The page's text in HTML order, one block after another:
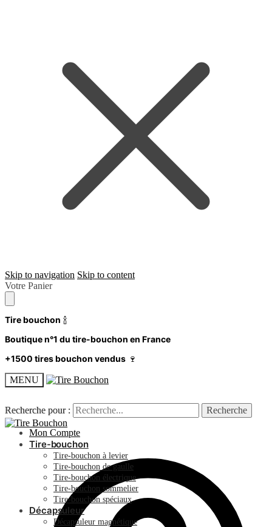
Skip to navigation Skip to content
Votre Panier
Tire bouchon 🍾
Boutique n°1 du tire-bouchon en France
+1500 tires bouchon vendus 🍷
MENU
Recherche pour : Recherche
Mon Compte
Recherche pour : Recherche
Tire-bouchon
Tire-bouchon à levier
Tire-bouchon de gaulle
Tire-bouchon électrique
Tire-bouchon sommelier
Tire-bouchon spéciaux
Décapsuleur
Décapsuleur magnétique